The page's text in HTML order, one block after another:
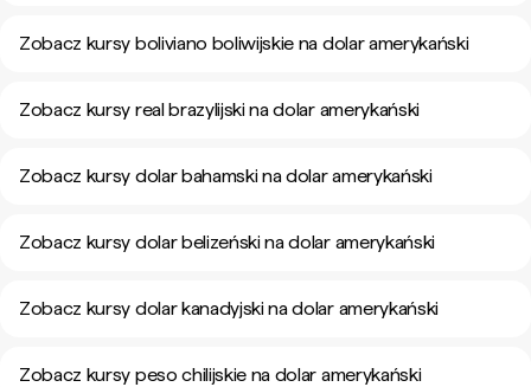
Zobacz kursy boliviano boliwijskie na dolar amerykański
Zobacz kursy real brazylijski na dolar amerykański
Zobacz kursy dolar bahamski na dolar amerykański
Zobacz kursy dolar belizeński na dolar amerykański
Zobacz kursy dolar kanadyjski na dolar amerykański
Zobacz kursy peso chilijskie na dolar amerykański